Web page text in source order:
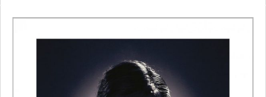
Bildergalerie überspringen